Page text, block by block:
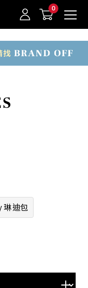
OFF官網購物/h1>
琳迪包